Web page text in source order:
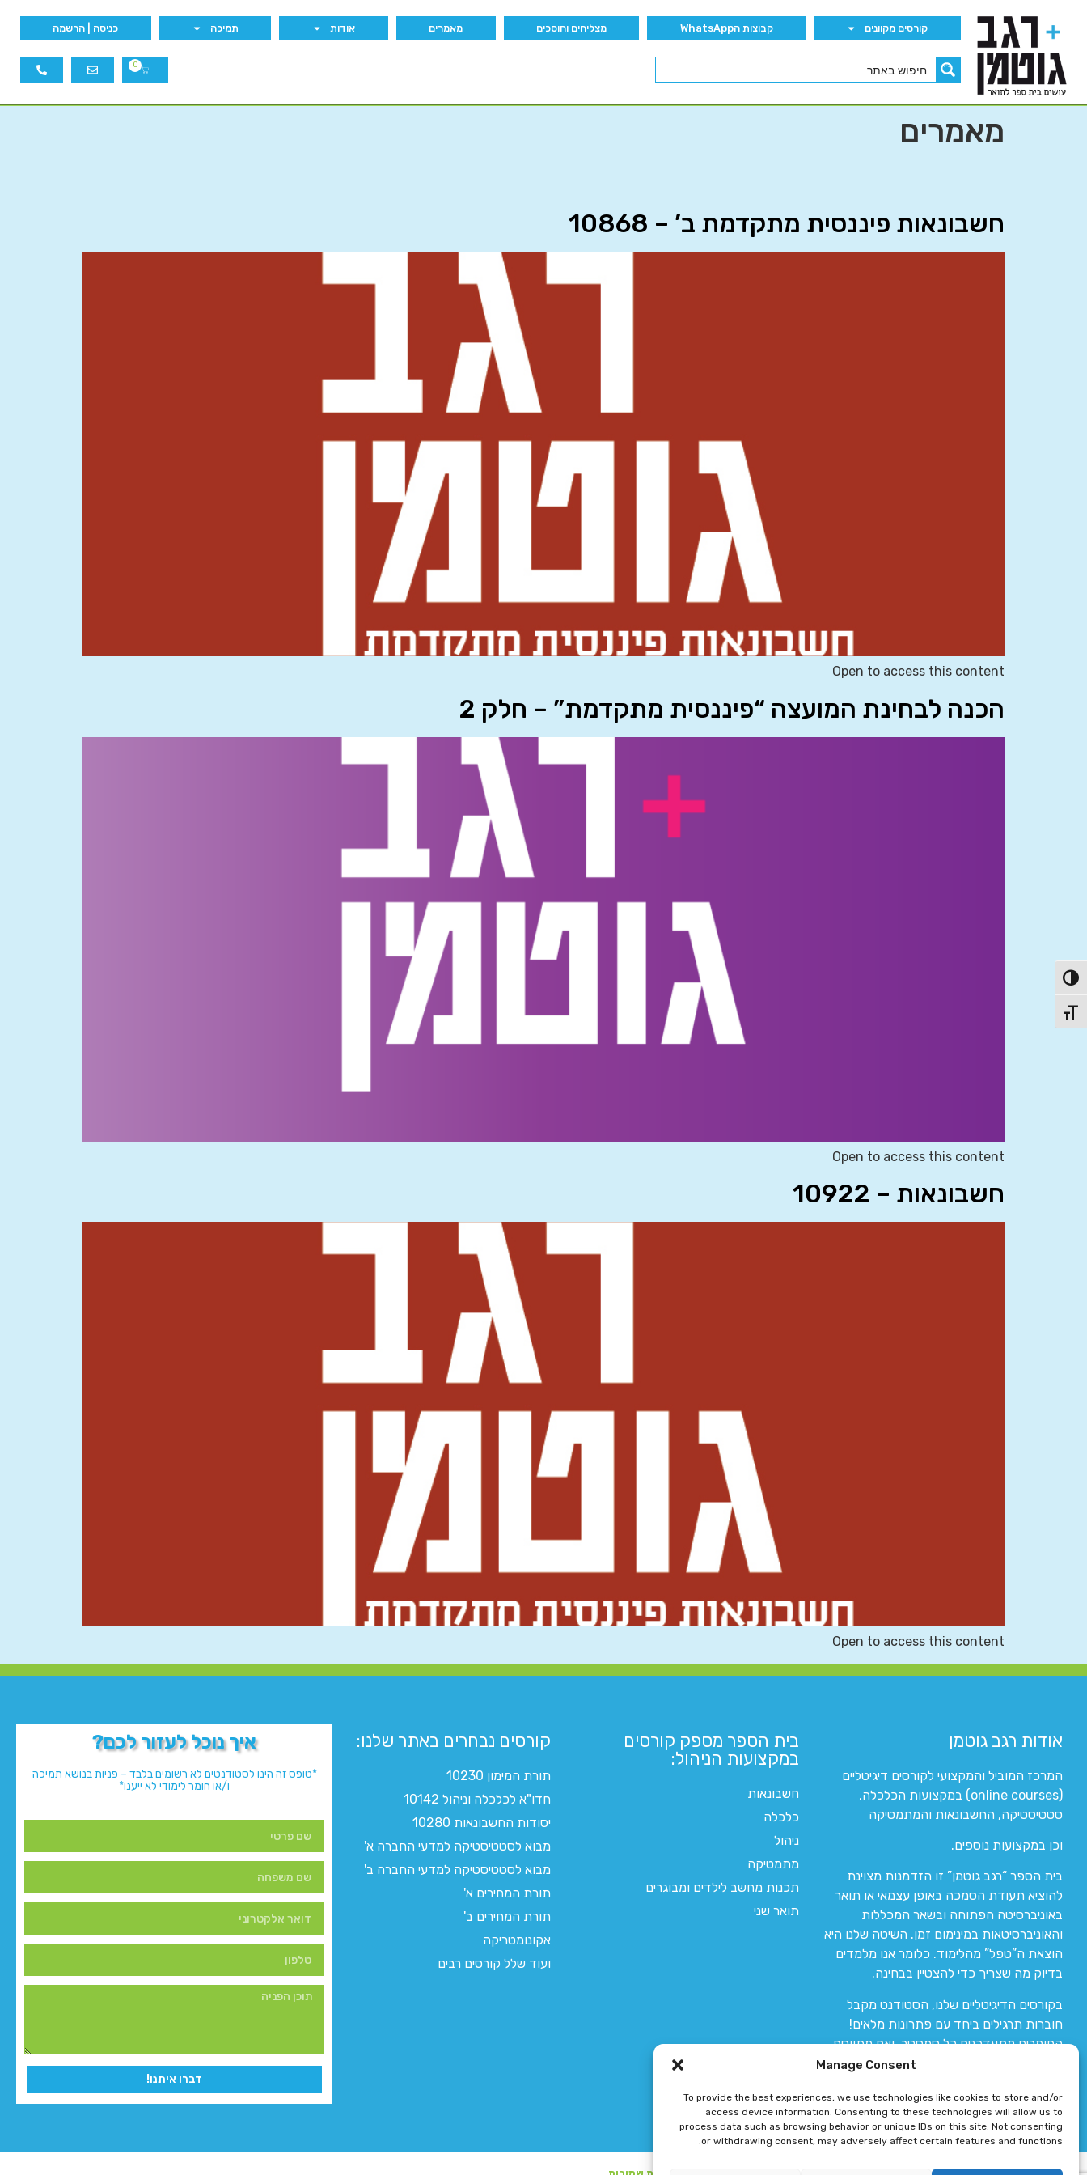
Manage Consent
To provide the best experiences, we use technologies like cookies to store and/or
access device information. Consenting to these technologies will allow us to
process data such as browsing behavior or unique IDs on this site. Not consenting
or withdrawing consent, may adversely affect certain features and functions.
הפעל/כבה ניגודיות גבוהה
מתג גודל גופן
קורסים מקוונים קבוצות הWhatsApp מצליחים וחוסכים מאמרים אודות תמיכה כניסה | הרשמה
0
מאמרים
חשבונאות פיננסית מתקדמת ב’ – 10868
Open to access this content
הכנה לבחינת המועצה “פיננסית מתקדמת” – חלק 2
Open to access this content
חשבונאות – 10922
Open to access this content
אודות רגב גוטמן
המרכז המוביל והמקצועי לקורסים דיגיטליים
(online courses) במקצועות הכלכלה,
סטטיסטיקה, החשבונאות והמתמטיקה
וכן במקצועות נוספים.
בית הספר “רגב גוטמן” זו הזדמנות מצוינת
להוציא תעודת הסמכה באופן עצמאי או תואר
באוניברסיטה הפתוחה ובשאר המכללות
והאוניברסיטאות במינימום זמן. השיטה שלנו היא
הוצאת ה”טפל” מהלימוד. כלומר אנו מלמדים
בדיוק מה שצריך כדי להצטיין בבחינה.
בקורסים הדיגיטליים שלנו, הסטודנט מקבל
חוברות תרגילים ביחד עם פתרונות מלאים!
החומרים מתעדכנים כל סמסטר, ואם מתווסף
חומר חדש אז הקורס מתעדכן יחד איתו.
בית הספר מספק קורסים
במקצועות הניהול:
חשבונאות
כלכלה
ניהול
מתמטיקה
תכנות מחשב לילדים ומבוגרים
תואר שני
קורסים נבחרים באתר שלנו:​
תורת המימון 10230
חדו"א לכלכלה וניהול 10142
יסודות החשבונאות 10280
מבוא לסטטיסטיקה למדעי החברה א'
מבוא לסטטיסטיקה למדעי החברה ב'
תורת המחירים א'
תורת המחירים ב'
אקונומטריקה
ועוד שלל קורסים רבים
איך נוכל לעזור לכם?
*טופס זה הינו לסטודנטים לא רשומים בלבד – פניות בנושא תמיכה
ו/או חומר לימודי לא ייענו*
דברו איתנו!